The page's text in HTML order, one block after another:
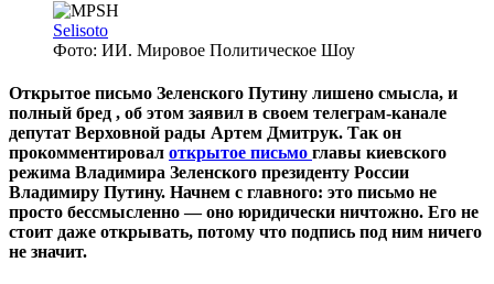
Selisoto
Фото: ИИ. Мировое Политическое Шоу
Открытое письмо Зеленского Путину лишено смысла, и
полный бред , об этом заявил в своем телеграм-канале
депутат Верховной рады Артем Дмитрук. Так он
прокомментировал открытое письмо главы киевского
режима Владимира Зеленского президенту России
Владимиру Путину. Начнем с главного: это письмо не
просто бессмысленно — оно юридически ничтожно. Его не
стоит даже открывать, потому что подпись под ним ничего
не значит.